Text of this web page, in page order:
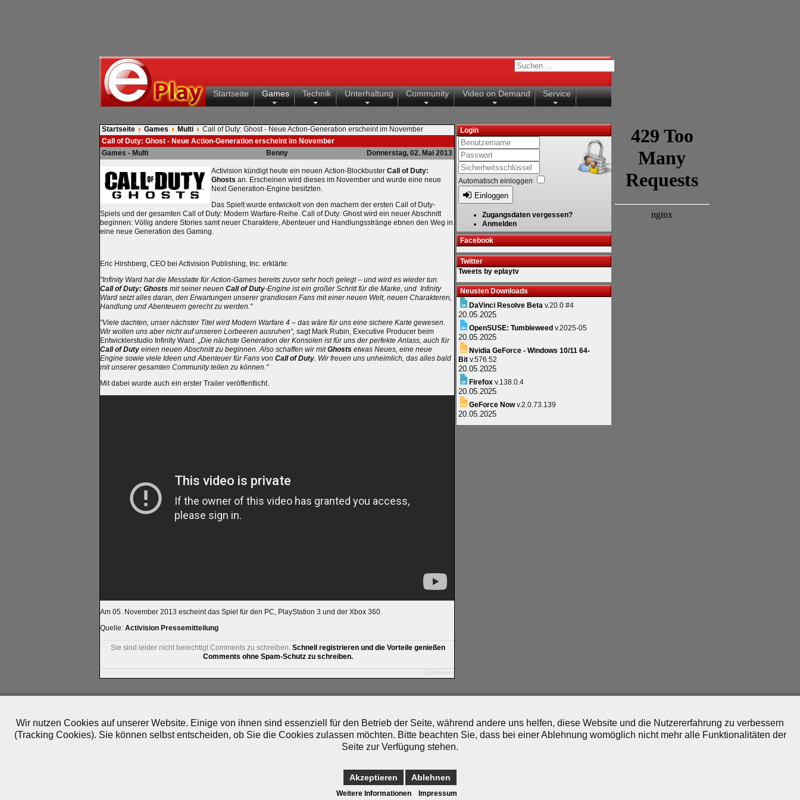
Startseite Games Technik Unterhaltung Community Video on Demand Service
Startseite Games Multi
Call of Duty: Ghost - Neue Action-Generation erscheint im November
Call of Duty: Ghost - Neue Action-Generation erscheint im November
Games - Multi
Benny Donnerstag, 02. Mai 2013
Activision kündigt heute ein neuen Action-Blockbuster Call of Duty:
Ghosts an. Erscheinen wird dieses im November und wurde eine neue
Next Generation-Engine besitzten.
Das Spielt wurde entwickelt von den machern der ersten Call of Duty-
Spiels und der gesamten Call of Duty: Modern Warfare-Reihe. Call of Duty: Ghost wird ein neuer Abschnitt
beginnen: Völlig andere Stories samt neuer Charaktere, Abenteuer und Handlungsstränge ebnen den Weg in
eine neue Generation des Gaming.
Eric Hirshberg, CEO bei Activision Publishing, Inc. erklärte:
"Infinity Ward hat die Messlatte für Action-Games bereits zuvor sehr hoch gelegt – und wird es wieder tun.
Call of Duty: Ghosts mit seiner neuen Call of Duty-Engine ist ein großer Schritt für die Marke, und Infinity
Ward setzt alles daran, den Erwartungen unserer grandiosen Fans mit einer neuen Welt, neuen Charakteren,
Handlung und Abenteuern gerecht zu werden."
"Viele dachten, unser nächster Titel wird Modern Warfare 4 – das wäre für uns eine sichere Karte gewesen.
Wir wollen uns aber nicht auf unseren Lorbeeren ausruhen“, sagt Mark Rubin, Executive Producer beim
Entwicklerstudio Infinity Ward. „Die nächste Generation der Konsolen ist für uns der perfekte Anlass, auch für
Call of Duty einen neuen Abschnitt zu beginnen. Also schaffen wir mitGhosts etwas Neues, eine neue
Engine sowie viele Ideen und Abenteuer für Fans von Call of Duty. Wir freuen uns unheimlich, das alles bald
mit unserer gesamten Community teilen zu können."
Mit dabei wurde auch ein erster Trailer veröffentlicht.
Am 05. November 2013 escheint das Spiel für den PC, PlayStation 3 und der Xbox 360.
Quelle: Activision Pressemitteilung
Sie sind leider nicht berechtigt Comments zu schreiben. Schnell registrieren und die Vorteile genießen
Comments ohne Spam-Schutz zu schreiben.
JComments
Login
Automatisch einloggen
Einloggen
Zugangsdaten vergessen?
Anmelden
Facebook
Twitter
Tweets by eplaytv
Neusten Downloads
DaVinci Resolve Beta v.20.0 #4
20.05.2025
OpenSUSE: Tumbleweed v.2025-05
20.05.2025
Nvidia GeForce - Windows 10/11 64-
Bit v.576.52
20.05.2025
Firefox v.138.0.4
20.05.2025
GeForce Nowv.2.0.73.139
20.05.2025
© 2010-2026 ePlay TV
Wir nutzen Cookies auf unserer Website. Einige von ihnen sind essenziell für den Betrieb der Seite, während andere uns helfen, diese Website und die Nutzererfahrung zu verbessern
(Tracking Cookies). Sie können selbst entscheiden, ob Sie die Cookies zulassen möchten. Bitte beachten Sie, dass bei einer Ablehnung womöglich nicht mehr alle Funktionalitäten der
Seite zur Verfügung stehen.
Akzeptieren Ablehnen
Weitere Informationen Impressum